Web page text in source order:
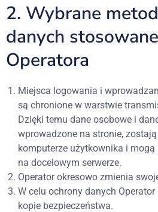
2. Wybrane
danych
Operatora
Miejsca logowania i
są chronione w warstwie
Dzięki temu dane osobowe i
wprowadzone na stronie,
komputerze użytkownika i
na docelowym serwerze.
Operator okresowo zmienia
W celu ochrony danych
kopie bezpieczeństwa.